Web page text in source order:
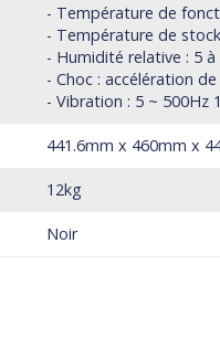
- Température de
- Température de
- Humidité relative : 5
- Choc : accélération
- Vibration : 5 ~ 500Hz
441.6mm x 460mm x
12kg
Noir